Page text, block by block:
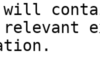
will